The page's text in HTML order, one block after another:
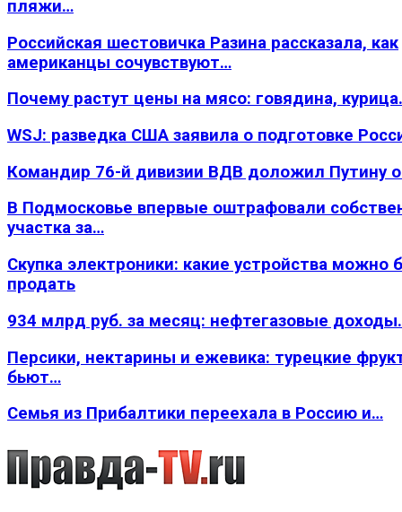
пляжи…
Российская шестовичка Разина рассказала, как
американцы сочувствуют…
Почему растут цены на мясо: говядина,
WSJ: разведка США заявила о подготовке
Командир 76-й дивизии ВДВ доложил Путину
В Подмосковье впервые оштрафовали
участка за…
Скупка электроники: какие устройства можно
продать
934 млрд руб. за месяц: нефтегазовые
Персики, нектарины и ежевика: турецкие
бьют…
Семья из Прибалтики переехала в Россию и…